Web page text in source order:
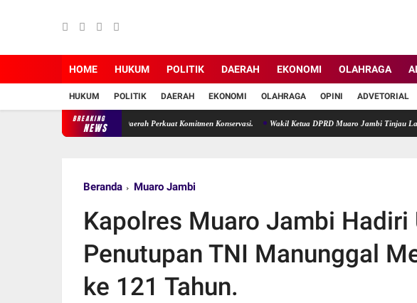
HOME HUKUM POLITIK DAERAH EKONOMI OLAHRAGA
HUKUM POLITIK DAERAH EKONOMI OLAHRAGA OPINI ADVETORIAL
BREAKING
NEWS
Desak Pemerintah Daerah Perkuat Komitmen Konservasi. Wakil Ketua DPRD Muaro Jambi Tinjau Langsung
Beranda Muaro Jambi
Kapolres Muaro Jambi Hadiri
Penutupan TNI Manunggal
ke 121 Tahun.